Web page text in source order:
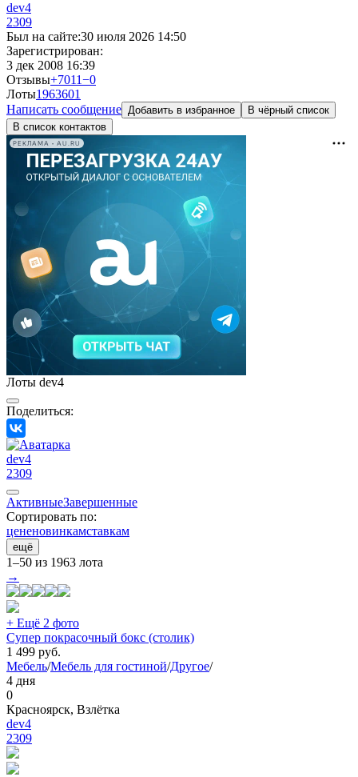
dev4
2309
Был на сайте:30 июля 2026 14:50
Зарегистрирован:
3 дек 2008 16:39
Отзывы+7011−0
Лоты1963601
Написать сообщение Добавить в избранное
В чёрный список
В список контактов
РЕКЛАМА • AU.RU
Лоты dev4
Поделиться:
dev4
2309
АктивныеЗавершенные
Сортировать по:
цененовинкамставкам
ещё
1–50 из 1963 лота
→
+ Ещё 2 фото
Супер покрасочный бокс (столик)
1 499 руб.
Мебель/Мебель для гостиной/Другое/
4 дня
0
Красноярск, Взлётка
dev4
2309